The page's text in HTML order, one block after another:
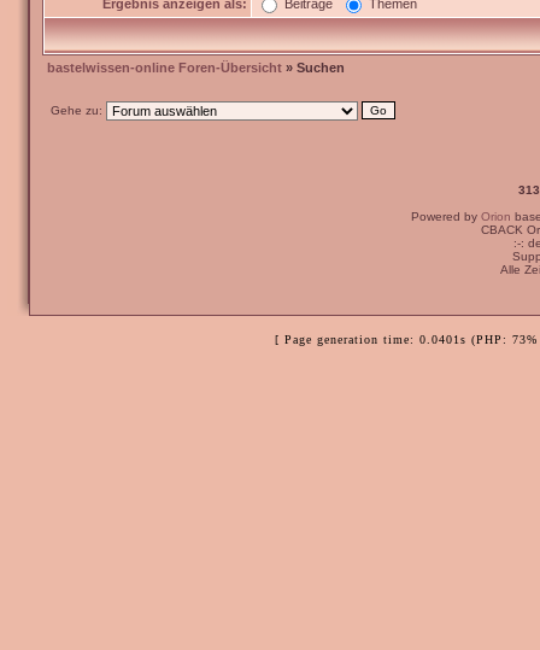
Ergebnis anzeigen als: Beiträge Themen
bastelwissen-online Foren-Übersicht » Suchen
Gehe zu:
Powered by Orion
CBACK
:-:
Alle
[ Page generation time: 0.0401s (PHP: